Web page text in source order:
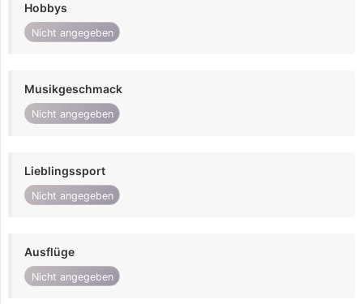
Hobbys
Nicht angegeben
Musikgeschmack
Nicht angegeben
Lieblingssport
Nicht angegeben
Ausflüge
Nicht angegeben